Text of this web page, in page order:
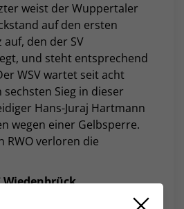
weist der Wuppertaler
auf den ersten
den der SV
und steht entsprechend
WSV wartet seit acht
Sieg in dieser
Hans-Juraj Hartmann
wegen einer Gelbsperre.
RWO verloren die
Wiedenbrück